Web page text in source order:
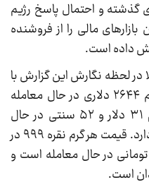
و احتمال پاسخ رژیم
مالی را از فروشنده
داده است.
لحظه نگارش این گزارش با
کاهش ۱۴ دلار و ۹ سنتی روی رقم ۲۶۴۴ دلاری در حال معامله
است. قیمت اونس نقره روی رقم ۳۱ دلار و ۵۲ سنتی در حال
معامله است و کاهش ۳۳ سنتی دارد. قیمت هر گرم نقره ۹۹۹ در
بازار داخلی با رقم ۶۴ هزار و ۵۵۰ تومانی در حال معامله است و
است.